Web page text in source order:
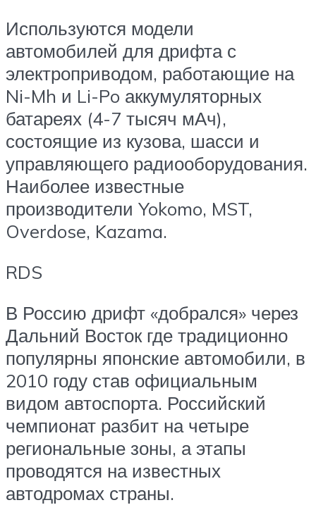
Используются модели
автомобилей для дрифта с
электроприводом, работающие на
Ni-Mh и Li-Po аккумуляторных
батареях (4-7 тысяч мАч),
состоящие из кузова, шасси и
управляющего радиооборудования.
Наиболее известные
производители Yokomo, MST,
Overdose, Kazama.
RDS
В Россию дрифт «добрался» через
Дальний Восток где традиционно
популярны японские автомобили, в
2010 году став официальным
видом автоспорта. Российский
чемпионат разбит на четыре
региональные зоны, а этапы
проводятся на известных
автодромах страны.